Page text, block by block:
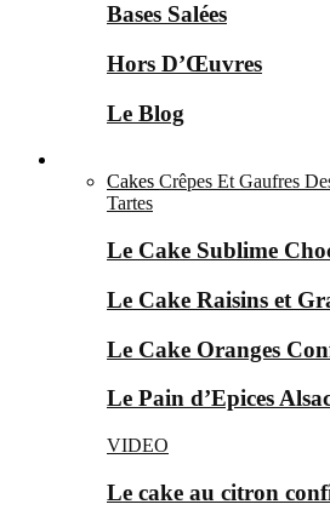
Bases Salées
Hors D’Œuvres
Le Blog
Cakes Crêpes Et Gaufres
Tartes
Le Cake Sublime
Le Cake Raisins et
Le Cake Oranges
Le Pain d’Epices
VIDEO
Le cake au citron